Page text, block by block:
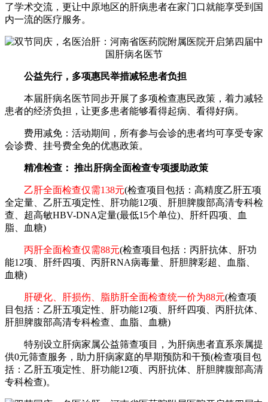
了学术交流，更让中原地区的肝病患者在家门口就能享受到国
内一流的医疗服务。
公益先行，多项惠民举措减轻患者负担
本届肝病名医节同步开展了多项检查惠民政策，着力减轻
患者的经济负担，让更多患者能够看得起病、看得好病。
费用减免：活动期间，所有参与会诊的患者均可享受专家
会诊费、挂号费全免的优惠政策。
精准检查： 推出肝病全面检查专项援助政策
乙肝全面检查仅需138元(检查项目包括：高精度乙肝五项
全定量、乙肝五项定性、肝功能12项、肝胆脾腹部高清专科检
查、超高敏HBV-DNA定量(最低15个单位)、肝纤四项、血
脂、血糖)
丙肝全面检查仅需88元(检查项目包括：丙肝抗体、肝功
能12项、肝纤四项、丙肝RNA病毒量、肝胆脾彩超、血脂、
血糖)
肝硬化、肝损伤、脂肪肝全面检查统一价为88元(检查项
目包括：乙肝五项定性、肝功能12项、肝纤四项、丙肝抗体、
肝胆脾腹部高清专科检查、血脂、血糖)
特别设立肝病家属公益筛查项目，为肝病患者直系亲属提
供0元筛查服务，助力肝病家庭的早期预防和干预(检查项目包
括：乙肝五项定性、肝功能12项、丙肝抗体、肝胆脾腹部高清
专科检查)。